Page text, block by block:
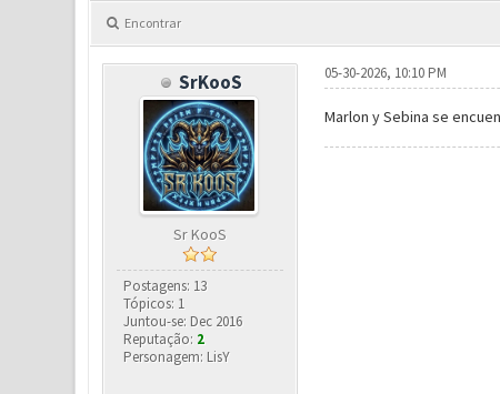
Encontrar
SrKooS
Sr KooS
Postagens: 13
Tópicos: 1
Juntou-se: Dec 2016
Reputação: 2
Personagem: LisY
05-30-2026, 10:10 PM
Marlon y Sebina se